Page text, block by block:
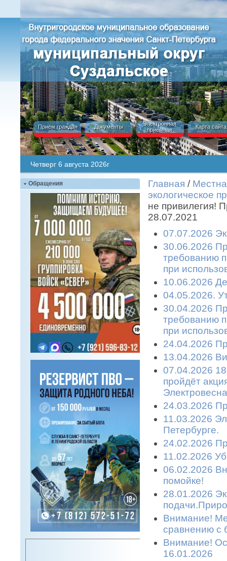
Приём граждан Документы
Электронная
приёмная
Карта сайта
Четверг 6 августа 2026г
Обращения Главная /
экологическое
не привилегия!
28.07.2021
07.07.2026
30.06.2026
требованию
при
10.06.2026
04.05.2026.
30.04.2026
требованию
при
24.04.2026
13.04.2026
07.04.2026
пройдёт
24.03.2026
11.03.2026
Петербурге.
24.02.2026
11.02.2026
06.02.2026
помойке!
28.01.2026
Внимание!
сравнению с
Внимание!
16.01.2026